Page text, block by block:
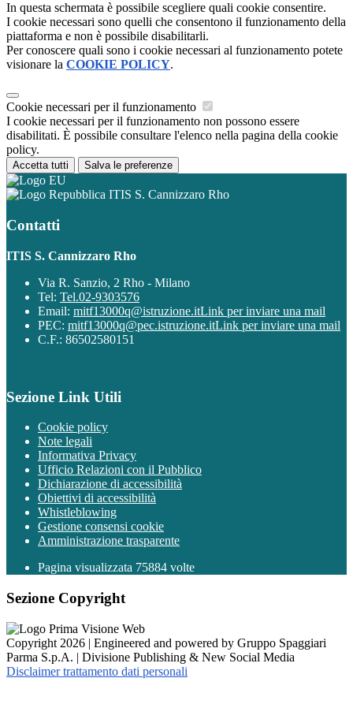
In questa schermata è possibile scegliere quali cookie consentire.
I cookie necessari sono quelli che consentono il funzionamento della
piattaforma e non è possibile disabilitarli.
Per conoscere quali sono i cookie necessari al funzionamento potete
visionare la COOKIE POLICY.
Cookie necessari per il funzionamento
I cookie necessari per il funzionamento non possono essere
disabilitati. È possibile consultare l'elenco nella pagina della cookie
policy.
Accetta tutti Salva le preferenze
ITIS S. Cannizzaro Rho
Contatti
ITIS S. Cannizzaro Rho
Via R. Sanzio, 2 Rho - Milano
Tel: Tel.02-9303576
Email: mitf13000q@istruzione.itLink per inviare una mail
PEC: mitf13000q@pec.istruzione.itLink per inviare una mail
C.F.: 86502580151
Sezione Link Utili
Cookie policy
Note legali
Informativa Privacy
Ufficio Relazioni con il Pubblico
Dichiarazione di accessibilità
Obiettivi di accessibilità
Whistleblowing
Gestione consensi cookie
Amministrazione trasparente
Pagina visualizzata 75884 volte
Sezione Copyright
Copyright 2026 | Engineered and powered by Gruppo Spaggiari
Parma S.p.A. | Divisione Publishing & New Social Media
Disclaimer trattamento dati personali